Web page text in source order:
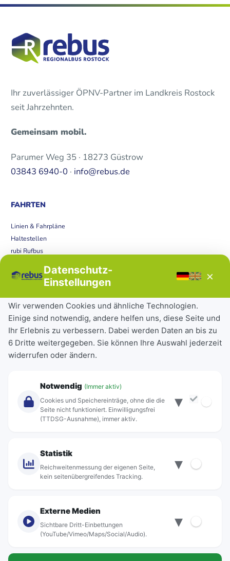
Ihr zuverlässiger ÖPNV-Partner im Landkreis Rostock
seit Jahrzehnten.
Gemeinsam mobil.
Parumer Weg 35 · 18273 Güstrow
03843 6940-0 · info@rebus.de
FAHRTEN
Linien & Fahrpläne
Haltestellen
rubi Rufbus
Störungen
Tickets & Tarife
Deutschlandticket
Schülerkarte
Einzeltickets
Abonnements
Über Rebus
Standorte
© rebus Regionalbus Rostock GmbH
Datenschutz-
Einstellungen
×
Wir verwenden Cookies und ähnliche Technologien.
Einige sind notwendig, andere helfen uns, diese Seite und
Ihr Erlebnis zu verbessern. Dabei werden Daten an bis zu
6 Dritte weitergegeben. Sie können Ihre Auswahl jederzeit
widerrufen oder ändern.
Notwendig (Immer aktiv)
Cookies und Speichereinträge, ohne die die
Seite nicht funktioniert. Einwilligungsfrei
(TTDSG-Ausnahme), immer aktiv.
▾
Statistik
Reichweitenmessung der eigenen Seite,
kein seitenübergreifendes Tracking.
▾
Externe Medien
Sichtbare Dritt-Einbettungen
(YouTube/Vimeo/Maps/Social/Audio).
▾